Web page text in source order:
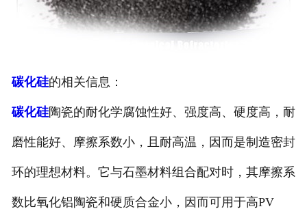
碳化硅的相关信息：
碳化硅陶瓷的耐化学腐蚀性好、强度高、硬度高，耐
磨性能好、摩擦系数小，且耐高温，因而是制造密封
环的理想材料。它与石墨材料组合配对时，其摩擦系
数比氧化铝陶瓷和硬质合金小，因而可用于高PV